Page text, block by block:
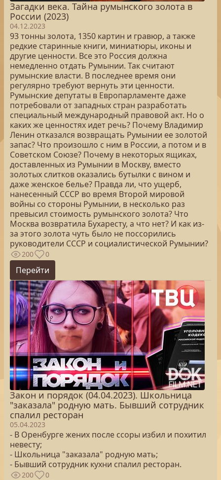
Загадки века. Тайна румынского золота в
России (2023)
04.12.2023
93 тонны золота, 1350 картин и гравюр, а также
редкие старинные книги, миниатюры, иконы и
другие ценности. Все это Россия должна
немедленно отдать Румынии. Так считают
румынские власти. В последнее время они
регулярно требуют вернуть эти ценности.
Румынские депутаты в Европарламенте даже
потребовали от западных стран разработать
специальный международный правовой акт. Но о
каких же ценностях идет речь? Почему Владимир
Ленин отказался возвращать Румынии ее золотой
запас? Что произошло с ним в России, а потом и в
Советском Союзе? Почему в некоторых ящиках,
доставленных из Румынии в Москву, вместо
золотых слитков оказались бутылки с вином и
даже женское белье? Правда ли, что ущерб,
нанесенный СССР во время Второй мировой
войны со стороны Румынии, в несколько раз
превысил стоимость румынского золота? Что
Москва возвратила Бухаресту, а что нет? И как из-
за этого золота чуть было не поссорились
руководители СССР и социалистической Румынии?
200 0
Перейти
Закон и порядок (04.04.2023). Школьница
"заказала" родную мать. Бывший сотрудник
спалил ресторан
05.04.2023
- В Оренбурге жених после ссоры избил и похитил
невесту;
- Школьница "заказала" родную мать;
- Бывший сотрудник кухни спалил ресторан.
200 0